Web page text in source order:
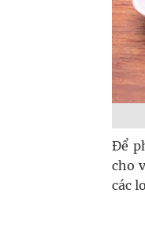
Để
cho
các